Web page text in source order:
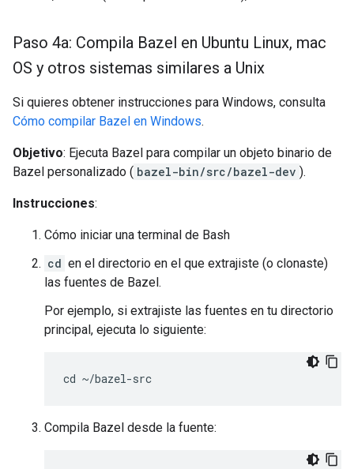
Paso 4a: Compila Bazel en Ubuntu Linux, mac
OS y otros sistemas similares a Unix
Si quieres obtener instrucciones para Windows, consulta
Cómo compilar Bazel en Windows.
Objetivo: Ejecuta Bazel para compilar un objeto binario de
Bazel personalizado ( bazel-bin/src/bazel-dev ).
Instrucciones:
Cómo iniciar una terminal de Bash
cd en el directorio en el que extrajiste (o clonaste)
las fuentes de Bazel.
Por ejemplo, si extrajiste las fuentes en tu directorio
principal, ejecuta lo siguiente:
Compila Bazel desde la fuente: